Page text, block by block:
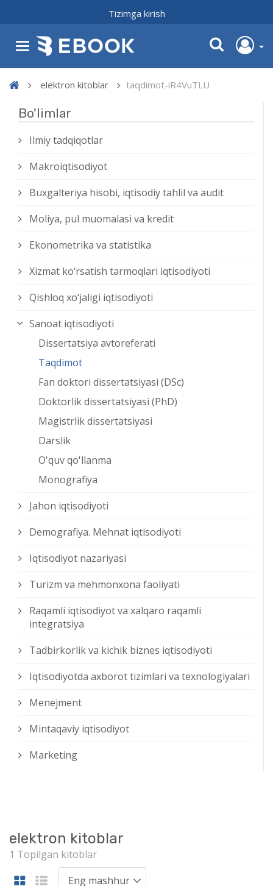
Tizimga kirish
elektron kitoblar taqdimot-iR4VuTLU
Bo'limlar
Ilmiy tadqiqotlar
Makroiqtisodiyot
Buxgalteriya hisobi, iqtisodiy tahlil va audit
Moliya, pul muomalasi va kredit
Ekonometrika va statistika
Xizmat kо‘rsatish tarmoqlari iqtisodiyoti
Qishloq xо‘jaligi iqtisodiyoti
Sanoat iqtisodiyoti
Dissertatsiya avtoreferati
Taqdimot
Fan doktori dissertatsiyasi (DSc)
Doktorlik dissertatsiyasi (PhD)
Magistrlik dissertatsiyasi
Darslik
O'quv qo'llanma
Monografiya
Jahon iqtisodiyoti
Demografiya. Mehnat iqtisodiyoti
Iqtisodiyot nazariyasi
Turizm va mehmonxona faoliyati
Raqamli iqtisodiyot va xalqaro raqamli
integratsiya
Tadbirkorlik va kichik biznes iqtisodiyoti
Iqtisodiyotda axborot tizimlari va texnologiyalari
Menejment
Mintaqaviy iqtisodiyot
Marketing
elektron kitoblar
1 Topilgan kitoblar